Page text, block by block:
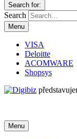
Search for:
Search
Menu
VISA
Deloitte
ACOMWARE
Shopsys
Menu